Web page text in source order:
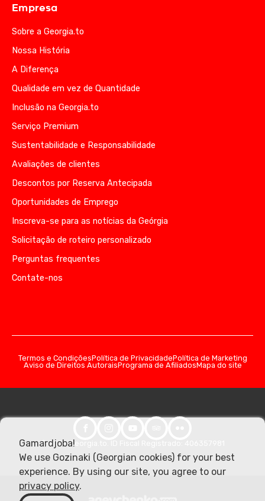
Empresa
Sobre a Georgia.to
Nossa História
A Diferença
Qualidade em vez de Quantidade
Inclusão na Georgia.to
Serviço Premium
Sustentabilidade e Responsabilidade
Avaliações de clientes
Descontos por Reserva Antecipada
Oportunidades de Emprego
Inscreva-se para as notícias da Geórgia
Solicitação de roteiro personalizado
Perguntas frequentes
Contate-nos
Termos e CondiçõesPolítica de PrivacidadePolítica de Marketing
Aviso de Direitos AutoraisPrograma de AfiliadosMapa do site
© 2026 Georgia.to. ID Fiscal Registrado: 406357981
Gamardjoba!
We use Gozinaki (Georgian cookies) for your best
experience. By using our site, you agree to our
privacy policy.